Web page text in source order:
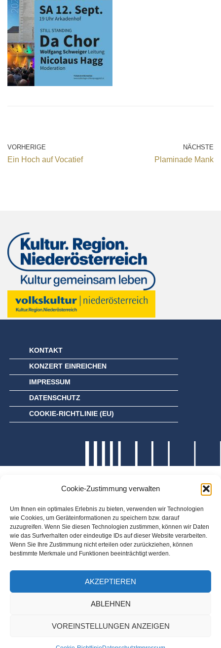
Cookie-Zustimmung verwalten
Um Ihnen ein optimales Erlebnis zu bieten, verwenden wir Technologien
wie Cookies, um Geräteinformationen zu speichern bzw. darauf
zuzugreifen. Wenn Sie diesen Technologien zustimmen, können wir Daten
wie das Surfverhalten oder eindeutige IDs auf dieser Website verarbeiten.
Wenn Sie Ihre Zustimmung nicht erteilen oder zurückziehen, können
bestimmte Merkmale und Funktionen beeinträchtigt werden.
AKZEPTIEREN
ABLEHNEN
VOREINSTELLUNGEN ANZEIGEN
VORHERIGE
Ein Hoch auf Vocatief
NÄCHSTE
Plaminade Mank
KONTAKT
KONZERT EINREICHEN
IMPRESSUM
DATENSCHUTZ
COOKIE-RICHTLINIE (EU)